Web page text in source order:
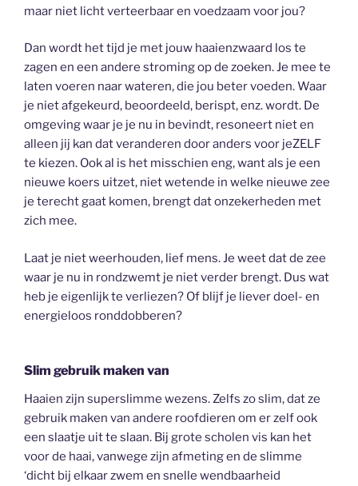
maar niet licht verteerbaar en voedzaam voor jou?
Dan wordt het tijd je met jouw haaienzwaard los te
zagen en een andere stroming op de zoeken. Je mee te
laten voeren naar wateren, die jou beter voeden. Waar
je niet afgekeurd, beoordeeld, berispt, enz. wordt. De
omgeving waar je je nu in bevindt, resoneert niet en
alleen jij kan dat veranderen door anders voor jeZELF
te kiezen. Ook al is het misschien eng, want als je een
nieuwe koers uitzet, niet wetende in welke nieuwe zee
je terecht gaat komen, brengt dat onzekerheden met
zich mee.
Laat je niet weerhouden, lief mens. Je weet dat de zee
waar je nu in rondzwemt je niet verder brengt. Dus wat
heb je eigenlijk te verliezen? Of blijf je liever doel- en
energieloos ronddobberen?
Slim gebruik maken van
Haaien zijn superslimme wezens. Zelfs zo slim, dat ze
gebruik maken van andere roofdieren om er zelf ook
een slaatje uit te slaan. Bij grote scholen vis kan het
voor de haai, vanwege zijn afmeting en de slimme
‘dicht bij elkaar zwem en snelle wendbaarheid